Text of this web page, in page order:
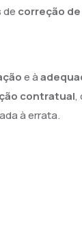
de correção
e à
contratual,
à errata.